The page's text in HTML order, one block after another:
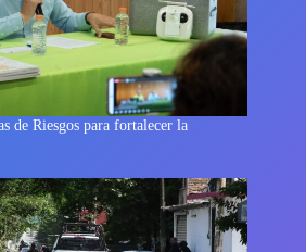
de Riesgos para fortalecer la